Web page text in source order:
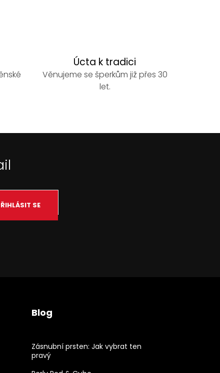
Úcta k tradici
Věnujeme se šperkům již přes 30
let.
SE
Blog
Zásnubní prsten: Jak vybrat ten
pravý